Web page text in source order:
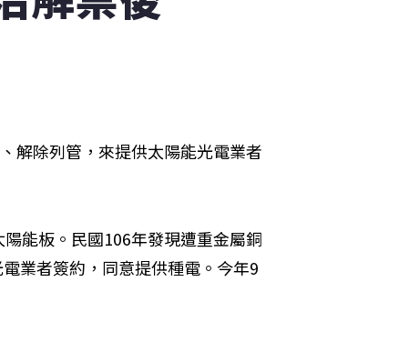
解除列管，來提供太陽能光電業者
能板。民國106年發現遭重金屬銅
業者簽約，同意提供種電。今年9